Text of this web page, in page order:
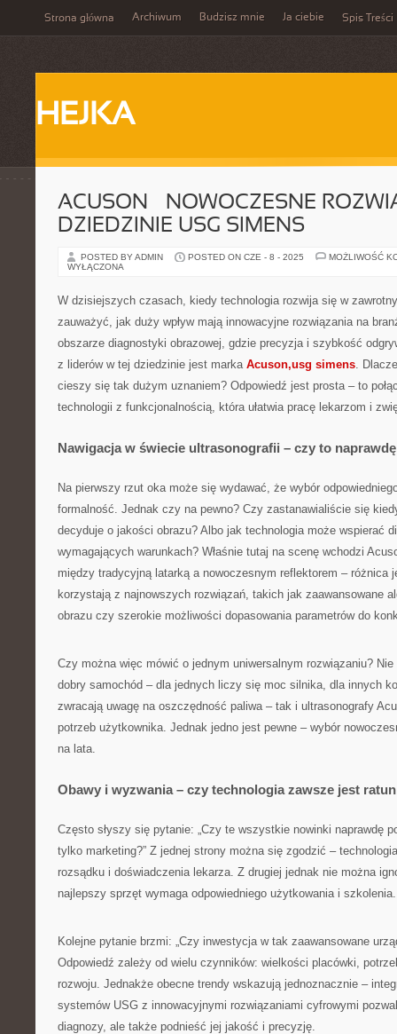
Strona główna Archiwum Budzisz mnie Ja ciebie Spis Treści
HEJKA
ACUSON – NOWOCZESNE
DZIEDZINIE USG SIMENS
POSTED BY ADMIN POSTED ON CZE - 8 - 2025
MOŻLIWOŚĆ
WYŁĄCZONA
W dzisiejszych czasach, kiedy technologia rozwija się w
zauważyć, jak duży wpływ mają innowacyjne rozwiązania na
obszarze diagnostyki obrazowej, gdzie precyzja i szybkość
z liderów w tej dziedzinie jest marka Acuson,usg simens.
cieszy się tak dużym uznaniem? Odpowiedź jest prosta – to
technologii z funkcjonalnością, która ułatwia pracę lekarzom i
Nawigacja w świecie ultrasonografii – czy to
Na pierwszy rzut oka może się wydawać, że wybór
formalność. Jednak czy na pewno? Czy zastanawialiście się
decyduje o jakości obrazu? Albo jak technologia może wspierać
wymagających warunkach? Właśnie tutaj na scenę wchodzi
między tradycyjną latarką a nowoczesnym reflektorem – różnica
korzystają z najnowszych rozwiązań, takich jak zaawansowane
obrazu czy szerokie możliwości dopasowania parametrów do
Czy można więc mówić o jednym uniwersalnym rozwiązaniu?
dobry samochód – dla jednych liczy się moc silnika, dla innych
zwracają uwagę na oszczędność paliwa – tak i ultrasonografy
potrzeb użytkownika. Jednak jedno jest pewne – wybór
na lata.
Obawy i wyzwania – czy technologia zawsze jest
Często słyszy się pytanie: „Czy te wszystkie nowinki naprawdę
tylko marketing?” Z jednej strony można się zgodzić –
rozsądku i doświadczenia lekarza. Z drugiej jednak nie można
najlepszy sprzęt wymaga odpowiedniego użytkowania i szkolenia.
Kolejne pytanie brzmi: „Czy inwestycja w tak zaawansowane
Odpowiedź zależy od wielu czynników: wielkości placówki,
rozwoju. Jednakże obecne trendy wskazują jednoznacznie –
systemów USG z innowacyjnymi rozwiązaniami cyfrowymi
diagnozy, ale także podnieść jej jakość i precyzję.